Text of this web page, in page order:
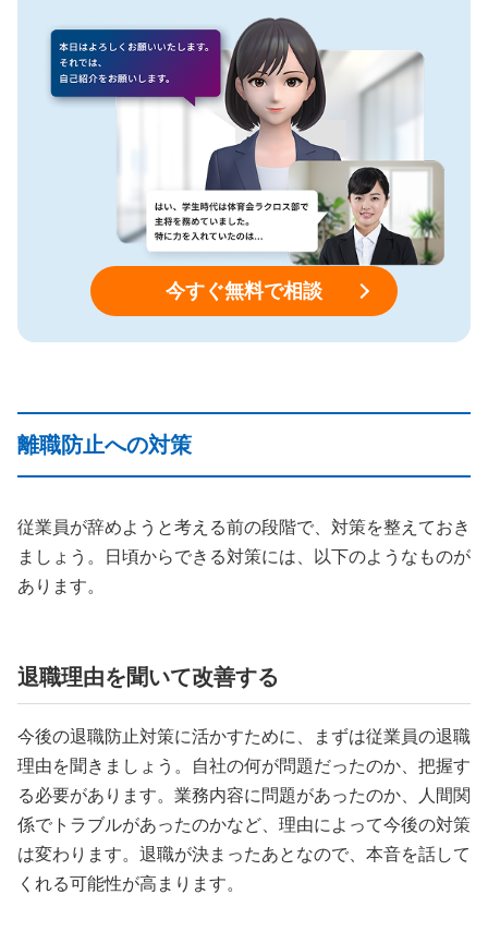
今すぐ無料で相談
離職防止への対策
従業員が辞めようと考える前の段階で、対策を整えておき
ましょう。日頃からできる対策には、以下のようなものが
あります。
退職理由を聞いて改善する
今後の退職防止対策に活かすために、まずは従業員の退職
理由を聞きましょう。自社の何が問題だったのか、把握す
る必要があります。業務内容に問題があったのか、人間関
係でトラブルがあったのかなど、理由によって今後の対策
は変わります。退職が決まったあとなので、本音を話して
くれる可能性が高まります。